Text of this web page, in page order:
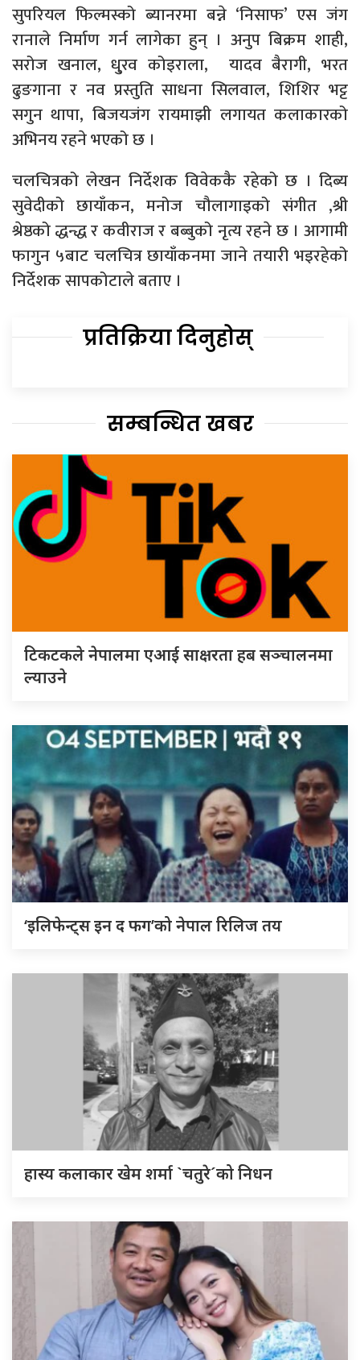
सुपरियल फिल्मस्को ब्यानरमा बन्ने ‘निसाफ’ एस जंग
रानाले निर्माण गर्न लागेका हुन् । अनुप बिक्रम शाही,
सरोज खनाल, धु्रव कोइराला, यादव बैरागी, भरत
ढुङगाना र नव प्रस्तुति साधना सिलवाल, शिशिर भट्ट
सगुन थापा, बिजयजंग रायमाझी लगायत कलाकारको
अभिनय रहने भएको छ ।
चलचित्रको लेखन निर्देशक विवेककै रहेको छ । दिब्य
सुवेदीको छायाँकन, मनोज चौलागाइको संगीत ,श्री
श्रेष्ठको द्धन्द्ध र कवीराज र बब्बुको नृत्य रहने छ । आगामी
फागुन ५बाट चलचित्र छायाँकनमा जाने तयारी भइरहेको
निर्देशक सापकोटाले बताए ।
प्रतिक्रिया दिनुहोस्
सम्बन्धित खबर
टिकटकले नेपालमा एआई साक्षरता हब सञ्चालनमा
ल्याउने
‘इलिफेन्ट्स इन द फग’को नेपाल रिलिज तय
हास्य कलाकार खेम शर्मा `चतुरे´को निधन